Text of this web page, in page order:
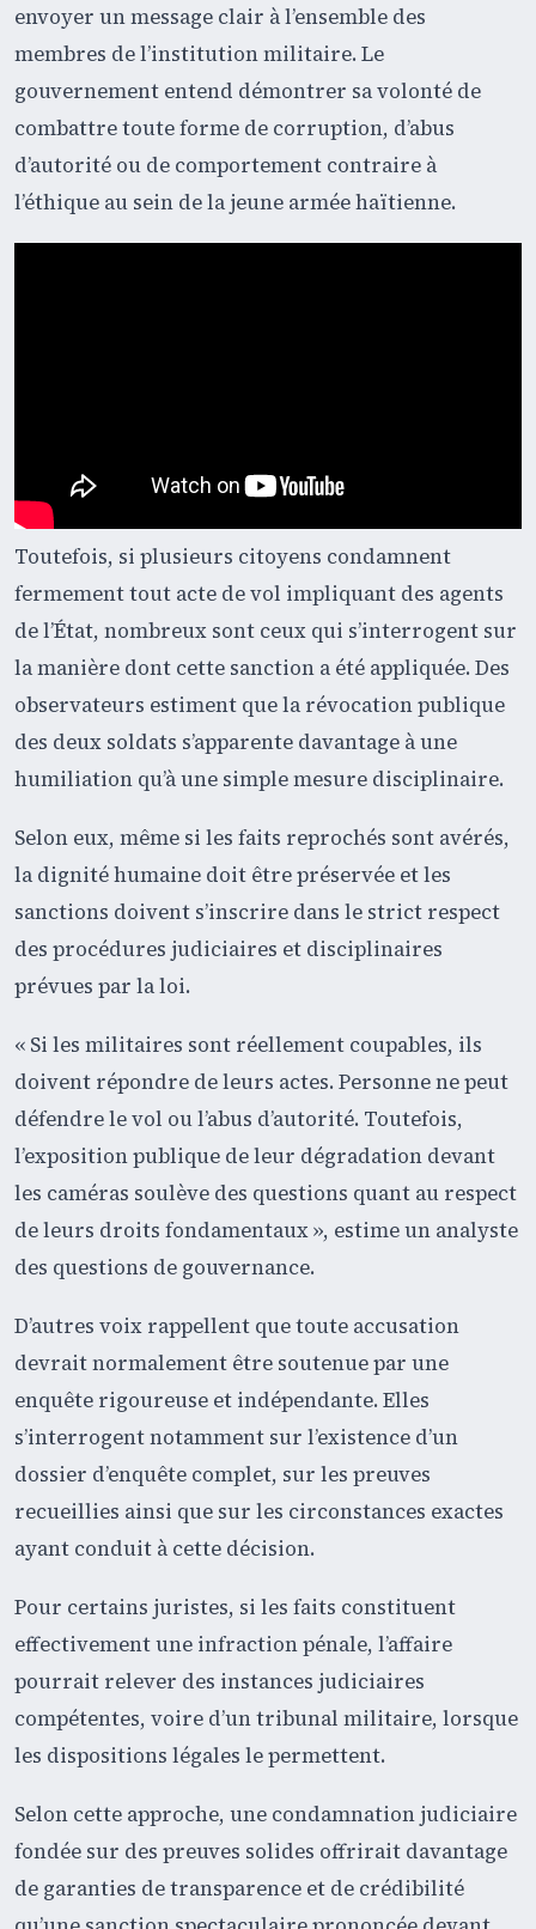
envoyer un message clair à l’ensemble des
membres de l’institution militaire. Le
gouvernement entend démontrer sa volonté de
combattre toute forme de corruption, d’abus
d’autorité ou de comportement contraire à
l’éthique au sein de la jeune armée haïtienne.
Toutefois, si plusieurs citoyens condamnent
fermement tout acte de vol impliquant des agents
de l’État, nombreux sont ceux qui s’interrogent sur
la manière dont cette sanction a été appliquée. Des
observateurs estiment que la révocation publique
des deux soldats s’apparente davantage à une
humiliation qu’à une simple mesure disciplinaire.
Selon eux, même si les faits reprochés sont avérés,
la dignité humaine doit être préservée et les
sanctions doivent s’inscrire dans le strict respect
des procédures judiciaires et disciplinaires
prévues par la loi.
« Si les militaires sont réellement coupables, ils
doivent répondre de leurs actes. Personne ne peut
défendre le vol ou l’abus d’autorité. Toutefois,
l’exposition publique de leur dégradation devant
les caméras soulève des questions quant au respect
de leurs droits fondamentaux », estime un analyste
des questions de gouvernance.
D’autres voix rappellent que toute accusation
devrait normalement être soutenue par une
enquête rigoureuse et indépendante. Elles
s’interrogent notamment sur l’existence d’un
dossier d’enquête complet, sur les preuves
recueillies ainsi que sur les circonstances exactes
ayant conduit à cette décision.
Pour certains juristes, si les faits constituent
effectivement une infraction pénale, l’affaire
pourrait relever des instances judiciaires
compétentes, voire d’un tribunal militaire, lorsque
les dispositions légales le permettent.
Selon cette approche, une condamnation judiciaire
fondée sur des preuves solides offrirait davantage
de garanties de transparence et de crédibilité